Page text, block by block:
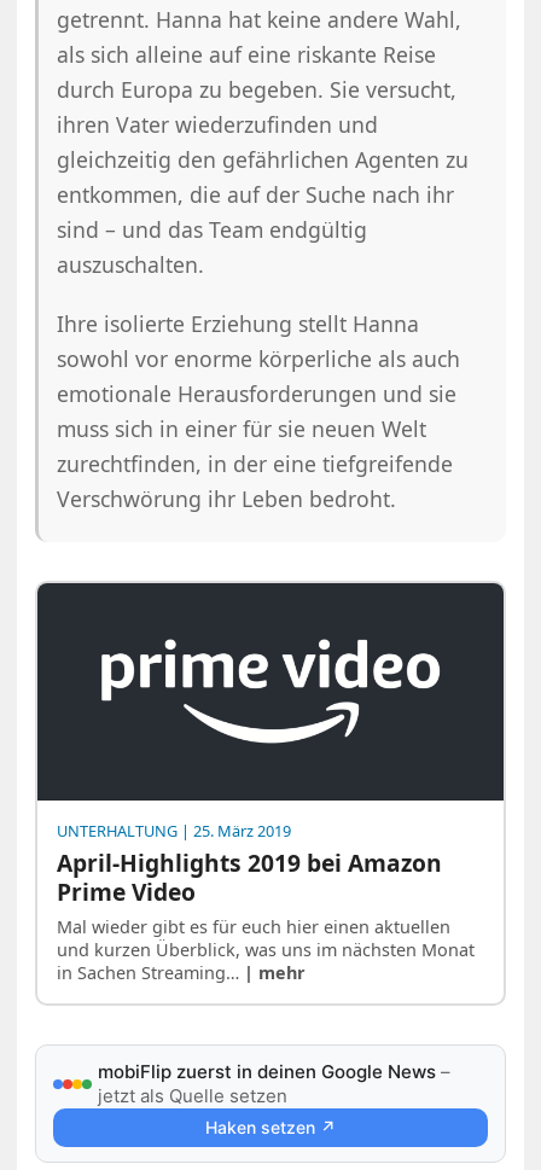
getrennt. Hanna hat keine andere Wahl,
als sich alleine auf eine riskante Reise
durch Europa zu begeben. Sie versucht,
ihren Vater wiederzufinden und
gleichzeitig den gefährlichen Agenten zu
entkommen, die auf der Suche nach ihr
sind – und das Team endgültig
auszuschalten.
Ihre isolierte Erziehung stellt Hanna
sowohl vor enorme körperliche als auch
emotionale Herausforderungen und sie
muss sich in einer für sie neuen Welt
zurechtfinden, in der eine tiefgreifende
Verschwörung ihr Leben bedroht.
UNTERHALTUNG | 25. März 2019
April-Highlights 2019 bei Amazon
Prime Video
Mal wieder gibt es für euch hier einen aktuellen
und kurzen Überblick, was uns im nächsten Monat
in Sachen Streaming… | mehr
mobiFlip zuerst in deinen Google News –
jetzt als Quelle setzen
Haken setzen ↗